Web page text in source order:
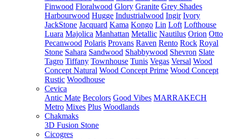
Finwood Floralwood Glory Granite Grey Shades
Harbourwood Hugge Industrialwood Ingir Ivory
JackStone Jacquard Kama Kongo Lin Loft Lofthouse
Luara Majolica Manhattan Metallic Nautilus Orion Otto
Pecanwood Polaris Provans Raven Rento Rock Royal
Stone Sahara Sandwood Shabbywood Shevron Slate
Tagro Tiffany Townhouse Tunis Vegas Versal Wood
Concept Natural Wood Concept Prime Wood Concept
Rustic Woodhouse
Cevica
Antic Mate Becolors Good Vibes MARRAKECH
Metro Mixes Plus Woodlands
Chakmaks
3D Fusion Stone
Cicogres